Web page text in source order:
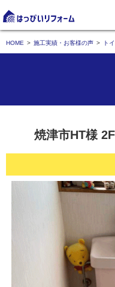
HOME 施工実績・お客様の声 ト
焼津市HT様